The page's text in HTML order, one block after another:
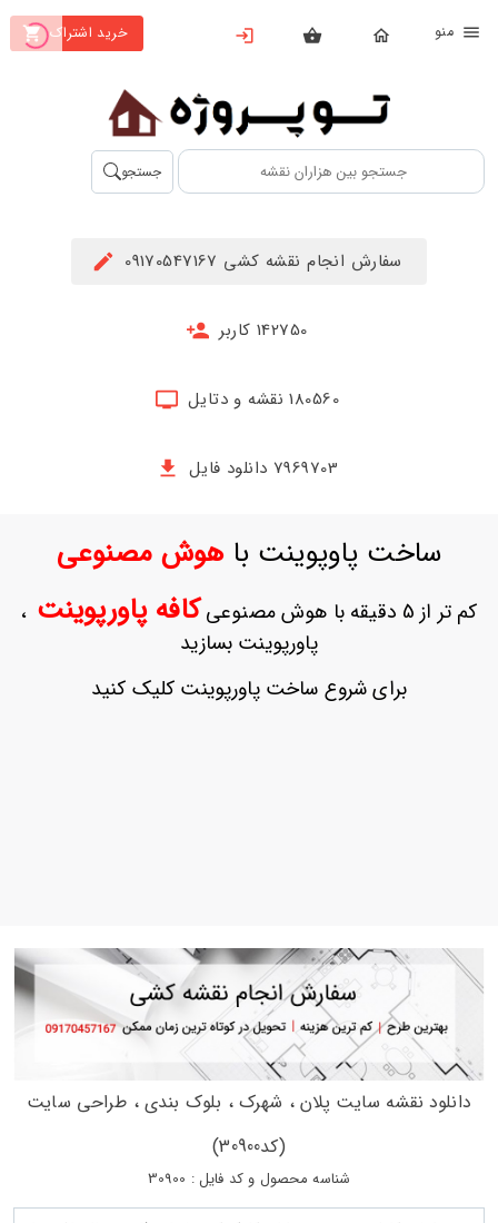
خرید اشتراک
بستن
محصولات
تهیه
اشتراک
حساب
ثبت
بازیابی
جستجو
سفارش انجام نقشه کشی 09170547167
142750 کاربر
180560 نقشه و دتایل
7969703 دانلود فایل
ساخت پاوپوینت باهوش مصنوعی
کم تر از 5 دقیقه با هوش مصنوعی کافه پاورپوینت ،
پاورپوینت بسازید
برای شروع ساخت پاورپوینت کلیک کنید
دانلود نقشه سایت پلان ، شهرک ، بلوک بندی ، طراحی سایت
(کد30900)
شناسه محصول و کد فایل : 30900